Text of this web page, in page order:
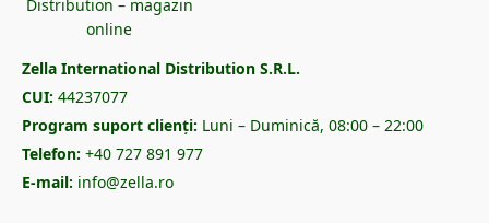
Zella International Distribution S.R.L.
CUI: 44237077
Program suport clienți: Luni – Duminică, 08:00 – 22:00
Telefon: +40 727 891 977
E-mail: info@zella.ro